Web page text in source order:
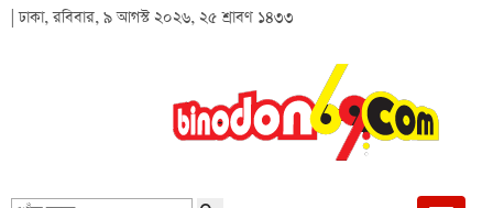
| ঢাকা, রবিবার, ৯ আগস্ট ২০২৬, ২৫ শ্রাবণ ১৪৩৩